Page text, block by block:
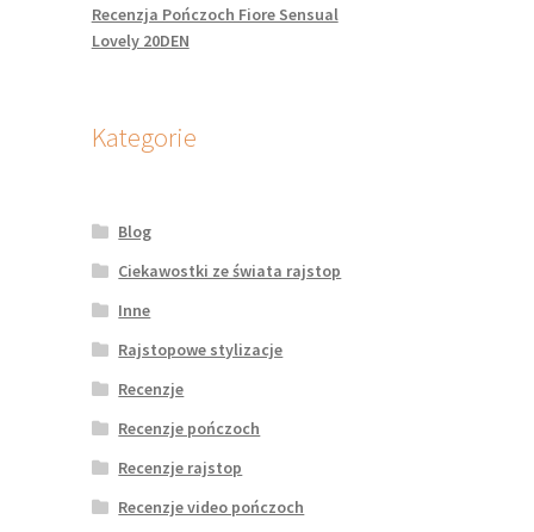
Recenzja Pończoch Fiore Sensual
Lovely 20DEN
Kategorie
Blog
Ciekawostki ze świata rajstop
Inne
Rajstopowe stylizacje
Recenzje
Recenzje pończoch
Recenzje rajstop
Recenzje video pończoch